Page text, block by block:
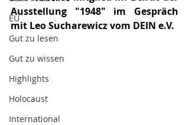
EU
Gut zu lesen
Gut zu wissen
Highlights
Holocaust
International
Ausstellung "1948" im Gespräch
mit Leo Sucharewicz vom DEIN e.V.